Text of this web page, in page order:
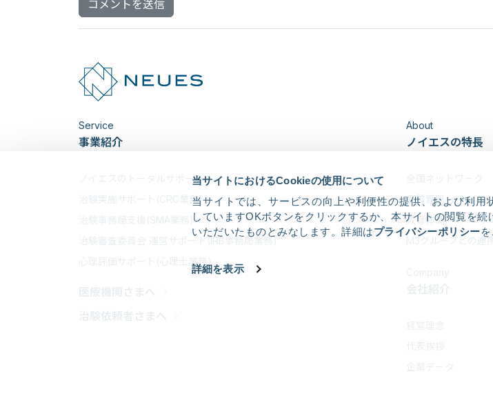
当サイトにおけるCookieの使用について
当サイトでは、サービスの向上や利便性の提供、および利用
していますOKボタンをクリックするか、本サイトの閲覧を
いただいたものとみなします。詳細はプライバシーポリシー
詳細を表示
Service
事業紹介
ノイエスのトータルサポート
治験実施サポート(CRC業務)
治験審査委員会 運営サポート(IRB事務局業務)
心理評価サポート(心理士業務)
About
ノイエスの特長
品質管理
教育体制
M3グループとの連